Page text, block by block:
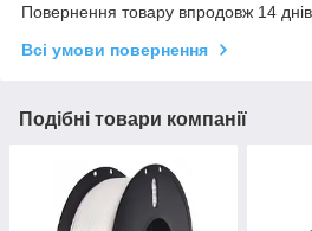
Повернення товару впродовж 14
Всі умови повернення
Подібні товари компанії